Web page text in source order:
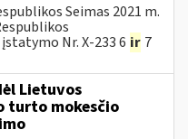
Seimas 2021 m.
Nr. X-233 6 ir 7
Lietuvos
turto mokesčio